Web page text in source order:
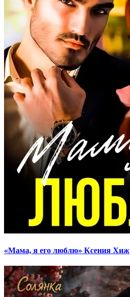
«Мама, я его люблю» Ксения Хиж